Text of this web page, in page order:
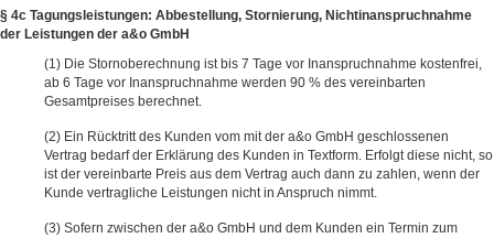
§ 4c Tagungsleistungen: Abbestellung, Stornierung, Nichtinanspruchnahme
der Leistungen der a&o GmbH
Die Stornoberechnung ist bis 7 Tage vor Inanspruchnahme kostenfrei,
ab 6 Tage vor Inanspruchnahme werden 90 % des vereinbarten
Gesamtpreises berechnet.
Ein Rücktritt des Kunden vom mit der a&o GmbH geschlossenen
Vertrag bedarf der Erklärung des Kunden in Textform. Erfolgt diese nicht, so
ist der vereinbarte Preis aus dem Vertrag auch dann zu zahlen, wenn der
Kunde vertragliche Leistungen nicht in Anspruch nimmt.
Sofern zwischen der a&o GmbH und dem Kunden ein Termin zum